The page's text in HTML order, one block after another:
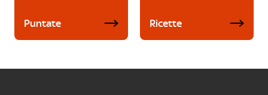
Puntate Ricette